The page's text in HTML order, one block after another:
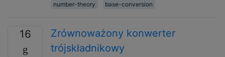
number-theory
base-conversion
16
Zrównoważony konwerter
trójskładnikowy